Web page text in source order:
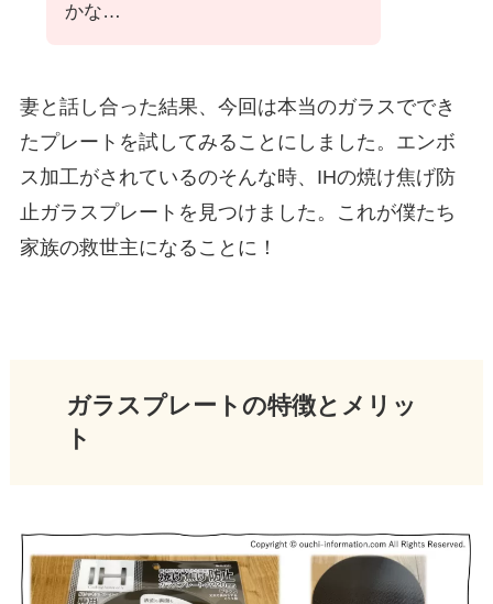
かな…
妻と話し合った結果、今回は本当のガラスででき
たプレートを試してみることにしました。エンボ
ス加工がされているのそんな時、IHの焼け焦げ防
止ガラスプレートを見つけました。これが僕たち
家族の救世主になることに！
ガラスプレートの特徴とメリッ
ト